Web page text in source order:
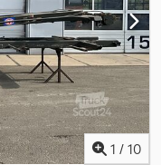
1 / 10